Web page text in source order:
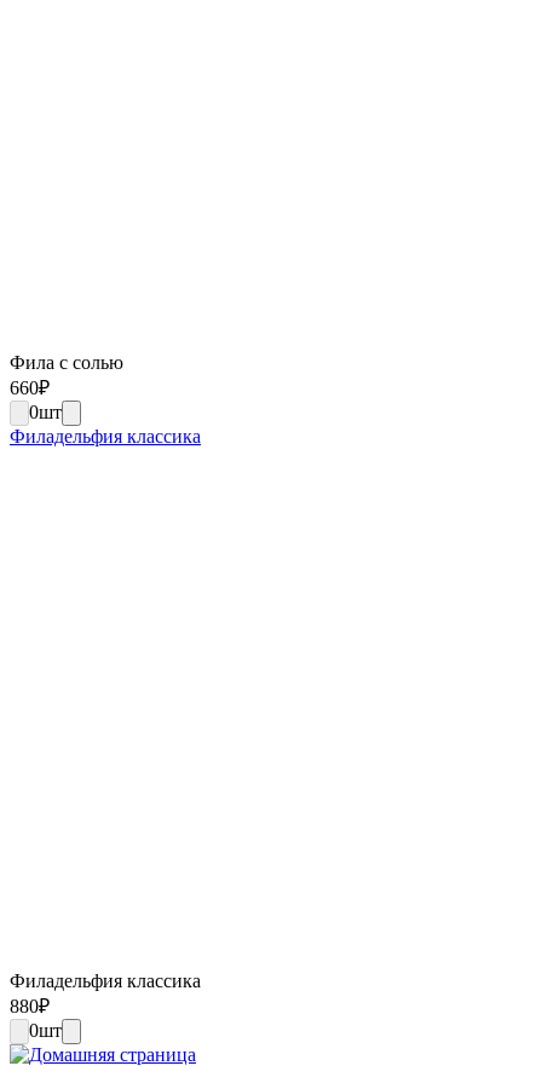
Фила с солью
660₽
0шт
Филадельфия классика
Филадельфия классика
880₽
0шт